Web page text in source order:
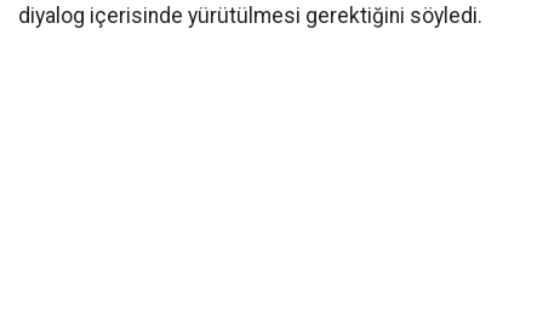
diyalog içerisinde yürütülmesi gerektiğini söyledi.